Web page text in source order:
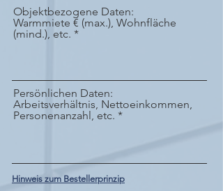
Objektbezogene Daten:
Warmmiete € (max.), Wohnfläche
(mind.), etc.
Persönlichen Daten:
Arbeitsverhältnis, Nettoeinkommen,
Personenanzahl, etc.
Hinweis zum Bestellerprinzip